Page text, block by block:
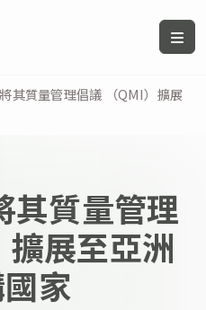
其質量管理倡議 （QMI）擴展
質量管理
展至亞洲
家